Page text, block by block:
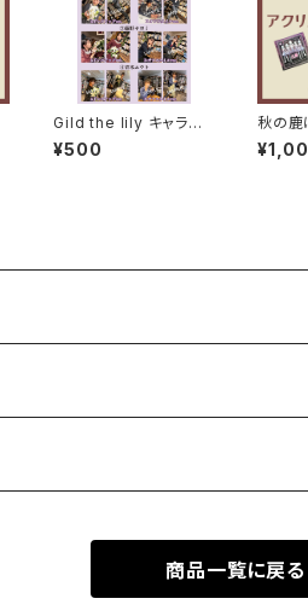
Gild the lily キャラク
ターブロマイド2枚セッ
ト
¥500
秋の鹿
るアイ
アクリ
商品一覧に戻る